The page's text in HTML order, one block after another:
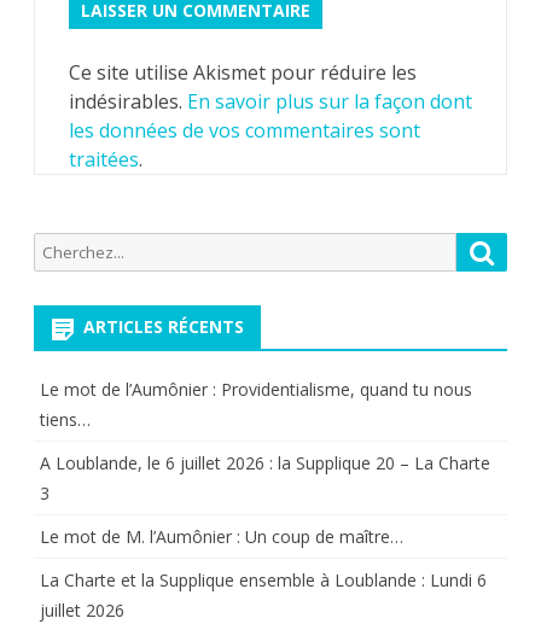
Ce site utilise Akismet pour réduire les
indésirables. En savoir plus sur la façon dont
les données de vos commentaires sont
traitées.
Recherche
pour:
ARTICLES RÉCENTS
Le mot de l’Aumônier : Providentialisme, quand tu nous
tiens…
A Loublande, le 6 juillet 2026 : la Supplique 20 – La Charte
3
Le mot de M. l’Aumônier : Un coup de maître…
La Charte et la Supplique ensemble à Loublande : Lundi 6
juillet 2026